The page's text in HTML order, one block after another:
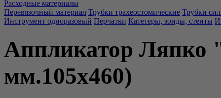
Расходные материалы
Перевязочный материал Трубки трахеостомические Трубки
Инструмент одноразовый Перчатки Катетеры, зонды, стенты
Аппликатор Ляпко
мм.105х460)